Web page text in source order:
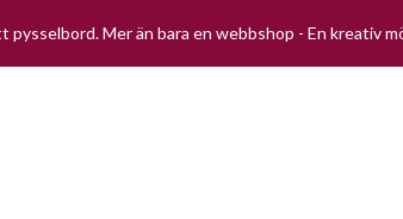
Mer än bara en webbshop - En kreativ